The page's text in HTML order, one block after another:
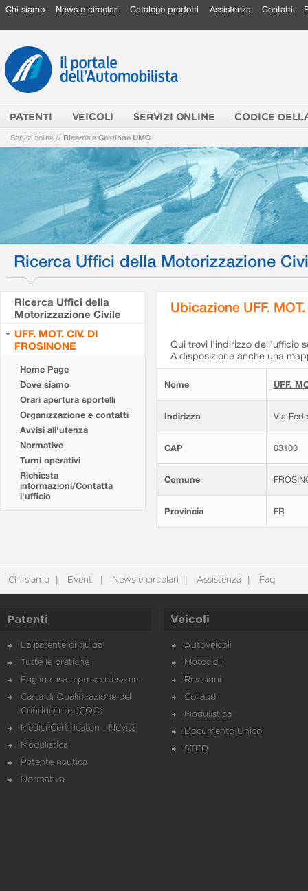
Chi siamo News e circolari Catalogo prodotti Assistenza Contatti
PATENTI VEICOLI SERVIZI ONLINE CODICE
Servizi online // Ricerca e Gestione UMC
Ricerca Uffici della Motorizzazione
Ricerca Uffici della
Motorizzazione Civile
UFF. MOT. CIV. DI
FROSINONE
Home Page
Dove siamo
Orari apertura sportelli
Organizzazione e contatti
Avvisi all'utenza
Normative
Turni operativi
Richiesta
informazioni/Contatta
l'ufficio
Ubicazione UFF.
Qui trovi l'indirizzo dell'ufficio
A disposizione anche una
Nome UFF.
Indirizzo Via
CAP 03100
Comune
Provincia FR
Chi siamo Eventi News e circolari Assistenza Faq
Patenti
La patente di guida
Tutte le pratiche
Foglio rosa e prove d’esame
Carta di Qualificazione del
Conducente (CQC)
Medici Certificatori - Novità
Modulistica
Patente nautica
Normativa
Veicoli
Autoveicoli
Motocicli
Revisioni
Collaudi
Modulistica
Documento Unico
STED